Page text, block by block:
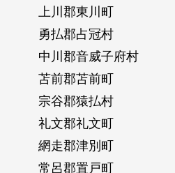
上川郡東川町
勇払郡占冠村
中川郡音威子府村
苫前郡苫前町
宗谷郡猿払村
礼文郡礼文町
網走郡津別町
常呂郡置戸町